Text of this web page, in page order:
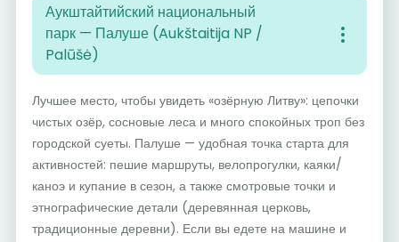
Аукштайтийский национальный
парк — Палуше (Aukštaitija NP /
Palūšė)
Лучшее место, чтобы увидеть «озёрную Литву»: цепочки
чистых озёр, сосновые леса и много спокойных троп без
городской суеты. Палуше — удобная точка старта для
активностей: пешие маршруты, велопрогулки, каяки/
каноэ и купание в сезон, а также смотровые точки и
этнографические детали (деревянная церковь,
традиционные деревни). Если вы едете на машине и